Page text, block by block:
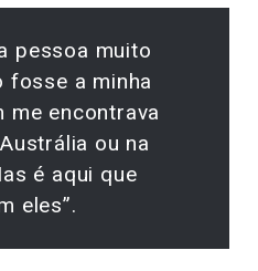
pessoa muito
fosse a minha
me encontrava
ou na
é aqui que
eles”.